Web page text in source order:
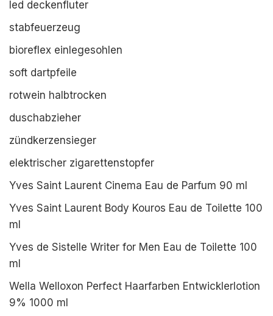
led deckenfluter
stabfeuerzeug
bioreflex einlegesohlen
soft dartpfeile
rotwein halbtrocken
duschabzieher
zündkerzensieger
elektrischer zigarettenstopfer
Yves Saint Laurent Cinema Eau de Parfum 90 ml
Yves Saint Laurent Body Kouros Eau de Toilette 100
ml
Yves de Sistelle Writer for Men Eau de Toilette 100
ml
Wella Welloxon Perfect Haarfarben Entwicklerlotion
9% 1000 ml